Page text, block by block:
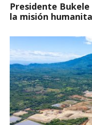
Presidente
la misión